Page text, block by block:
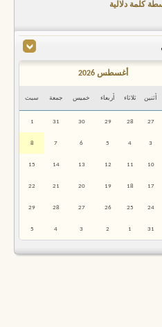
كلمة دلالية
أغسطس 2026
أثنين ثلاثاء أربعاء خميس جمعة سبت
27
28
29
30
31
1
3
4
5
6
7
8
10
11
12
13
14
15
17
18
19
20
21
22
24
25
26
27
28
29
31
1
2
3
4
5